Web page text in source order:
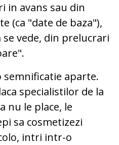
in avans sau din
(ca "date de baza"),
vede, din prelucrari
semnificatie aparte.
specialistilor de la
nu le place, le
sa cosmetizezi
intri intr-o